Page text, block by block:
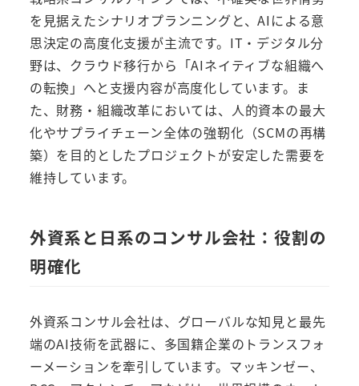
を見据えたシナリオプランニングと、AIによる意
思決定の高度化支援が主流です。IT・デジタル分
野は、クラウド移行から「AIネイティブな組織へ
の転換」へと支援内容が高度化しています。ま
た、財務・組織改革においては、人的資本の最大
化やサプライチェーン全体の強靭化（SCMの再構
築）を目的としたプロジェクトが安定した需要を
維持しています。
外資系と日系のコンサル会社：役割の
明確化
外資系コンサル会社は、グローバルな知見と最先
端のAI技術を武器に、多国籍企業のトランスフォ
ーメーションを牽引しています。マッキンゼー、